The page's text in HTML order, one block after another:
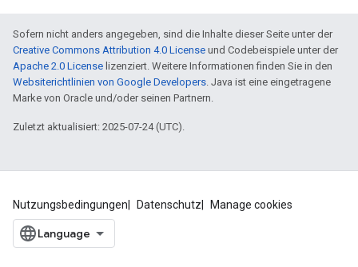
Sofern nicht anders angegeben, sind die Inhalte dieser Seite unter der
Creative Commons Attribution 4.0 License und Codebeispiele unter der
Apache 2.0 License lizenziert. Weitere Informationen finden Sie in den
Websiterichtlinien von Google Developers. Java ist eine eingetragene
Marke von Oracle und/oder seinen Partnern.
Zuletzt aktualisiert: 2025-07-24 (UTC).
Nutzungsbedingungen Datenschutz Manage cookies